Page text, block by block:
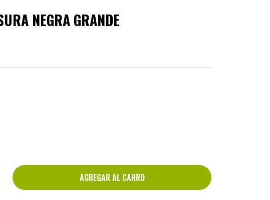
NEGRA GRANDE